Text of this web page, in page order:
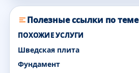
Полезные ссылки по теме
ПОХОЖИЕ УСЛУГИ
Шведская плита
Фундамент